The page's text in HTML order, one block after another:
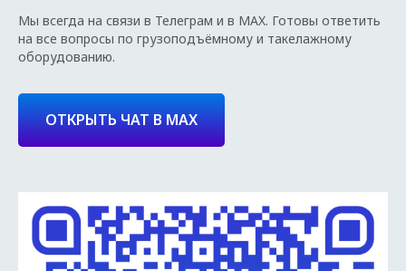
Мы всегда на связи в Телеграм и в MAX. Готовы ответить
на все вопросы по грузоподъёмному и такелажному
оборудованию.
ОТКРЫТЬ ЧАТ В MAX